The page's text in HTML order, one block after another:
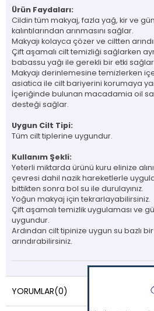
Ürün Faydaları:
Cildin tüm makyaj, fazla yağ, kir ve
kalıntılarından arınmasını sağlar.
Makyajı kolayca çözer ve ciltten
Çift aşamalı cilt temizliği sağlarken
babassu yağı ile gerekli bir etki
Makyajı derinlemesine temizlerken
asiatica ile cilt bariyerini korumaya
İçeriğinde bulunan macadamia oil
desteği sağlar.
Uygun Cilt Tipi:
Tüm cilt tiplerine uygundur.
Kullanım Şekli:
Yeterli miktarda ürünü kuru elinize
çevresi dahil nazik hareketlerle
bittikten sonra bol su ile durulayınız.
Yoğun makyaj için tekrarlayabilirsiniz.
Çift aşamalı temizlik uygulaması ve
uygundur.
​Ardından cilt tipinize uygun su bazlı
arındırabilirsiniz.
YORUMLAR(0)